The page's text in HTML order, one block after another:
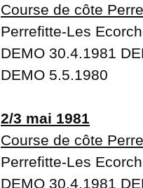
Course de côte
Perrefitte-Les
DEMO 30.4.1981
DEMO 5.5.1980
2/3 mai 1981
Course de côte
Perrefitte-Les
DEMO 30.4.1981